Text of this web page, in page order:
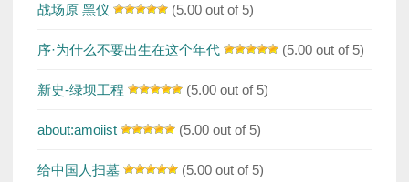
战场原 黑仪 (5.00 out of 5)
序·为什么不要出生在这个年代 (5.00 out of 5)
新史-绿坝工程 (5.00 out of 5)
about:amoiist (5.00 out of 5)
给中国人扫墓 (5.00 out of 5)